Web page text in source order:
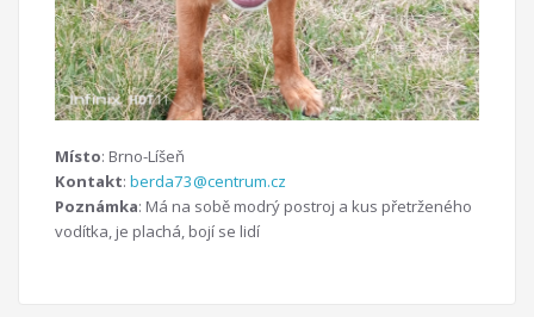
Místo: Brno-Líšeň
Kontakt: berda73@centrum.cz
Poznámka: Má na sobě modrý postroj a kus přetrženého
vodítka, je plachá, bojí se lidí